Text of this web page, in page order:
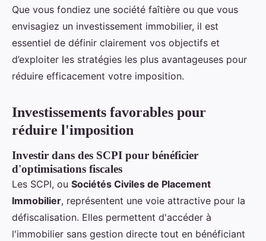
Que vous fondiez une société faîtière ou que vous
envisagiez un investissement immobilier, il est
essentiel de définir clairement vos objectifs et
d’exploiter les stratégies les plus avantageuses pour
réduire efficacement votre imposition.
Investissements favorables pour
réduire l'imposition
Investir dans des SCPI pour bénéficier
d'optimisations fiscales
Les SCPI, ou Sociétés Civiles de Placement
Immobilier, représentent une voie attractive pour la
défiscalisation. Elles permettent d'accéder à
l'immobilier sans gestion directe tout en bénéficiant